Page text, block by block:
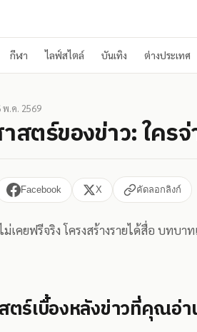
กีฬา ไลฟ์สไตล์ บันเทิง ต่างประเทศ
พ.ค. 2569
สตร์ของข่าว: ใคร
Facebook X คัดลอกลิงก์
ม่เคยฟรีจริง โครงสร้างรายได้สื่อ บท
ตร์เบื้องหลังข่าวที่คุณอ่